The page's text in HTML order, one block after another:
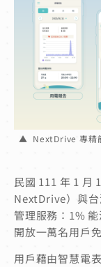
▲ NextDrive 專精
民國 111 年 1 月
NextDrive）與
管理服務：1%
開放一萬名用戶
用戶藉由智慧電